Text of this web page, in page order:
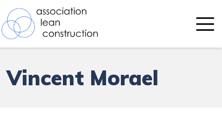
contenu
Vincent Morael